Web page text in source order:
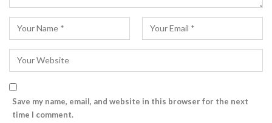
Save my name, email, and website in this browser for the next
time I comment.